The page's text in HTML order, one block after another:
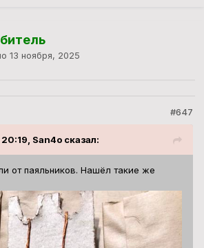
13 ноября, 2025
#647
San4o сказал:
от паяльников. Нашёл такие же